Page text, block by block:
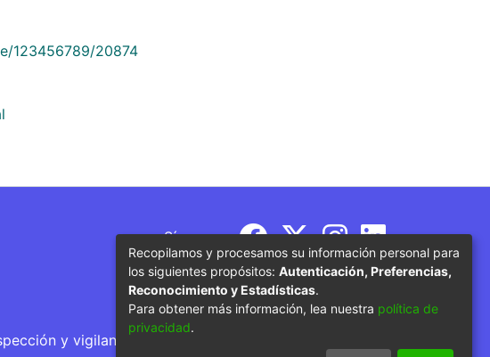
123456789/20874
Síguenos
y vigilancia por parte del Ministerio de Educación
Recopilamos y procesamos su información personal para
los siguientes propósitos: Autenticación, Preferencias,
Reconocimiento y Estadísticas.
Para obtener más información, lea nuestra política de
privacidad.